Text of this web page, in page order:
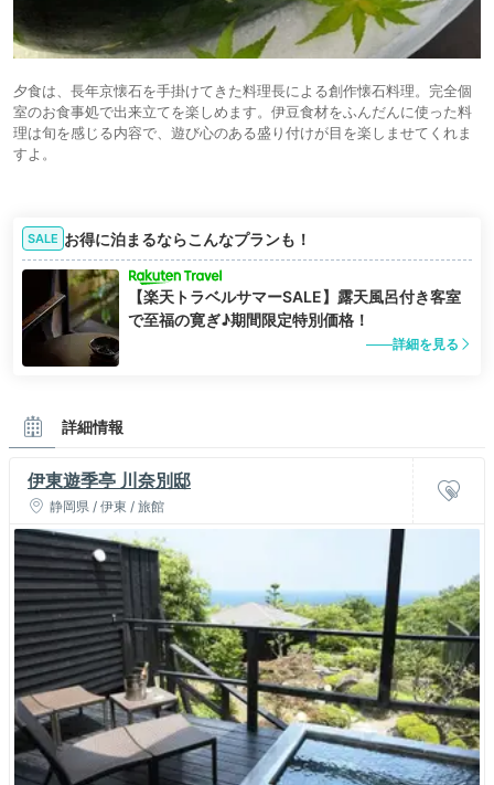
夕食は、長年京懐石を手掛けてきた料理長による創作懐石料理。完全個
室のお食事処で出来立てを楽しめます。伊豆食材をふんだんに使った料
理は旬を感じる内容で、遊び心のある盛り付けが目を楽しませてくれま
すよ。
SALE お得に泊まるならこんなプランも！
【楽天トラベルサマーSALE】露天風呂付き客室
で至福の寛ぎ♪期間限定特別価格！
詳細を見る
詳細情報
伊東遊季亭 川奈別邸
静岡県 / 伊東 / 旅館